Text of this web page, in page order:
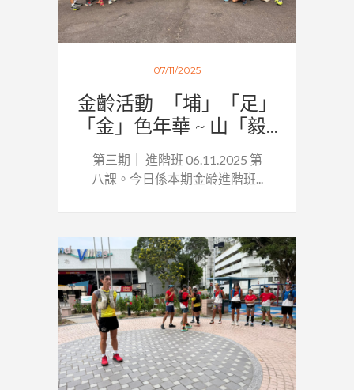
07/11/2025
金齡活動 -「埔」「足」
「金」色年華 ~ 山「毅...
第三期｜ 進階班 06.11.2025 第
八課。今日係本期金齡進階班...